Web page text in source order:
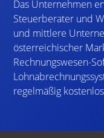
Das Unternehmen
Steuerberater und
und mittlere
österreichischer
Rechnungswesen-
regelmäßig